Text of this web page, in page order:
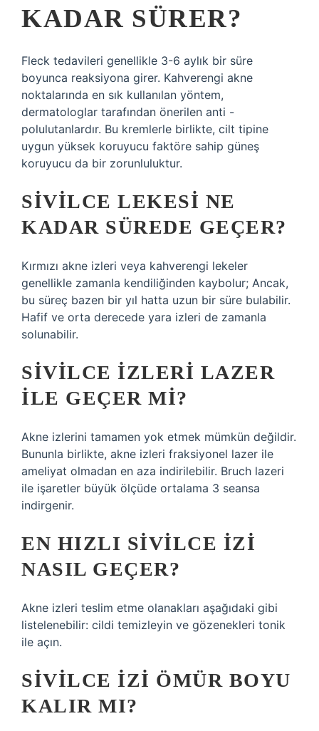
KADAR SÜRER?
Fleck tedavileri genellikle 3-6 aylık bir süre
boyunca reaksiyona girer. Kahverengi akne
noktalarında en sık kullanılan yöntem,
dermatologlar tarafından önerilen anti -
polulutanlardır. Bu kremlerle birlikte, cilt tipine
uygun yüksek koruyucu faktöre sahip güneş
koruyucu da bir zorunluluktur.
SIVILCE LEKESI NE
KADAR SÜREDE GEÇER?
Kırmızı akne izleri veya kahverengi lekeler
genellikle zamanla kendiliğinden kaybolur; Ancak,
bu süreç bazen bir yıl hatta uzun bir süre bulabilir.
Hafif ve orta derecede yara izleri de zamanla
solunabilir.
SIVILCE IZLERI LAZER
ILE GEÇER MI?
Akne izlerini tamamen yok etmek mümkün değildir.
Bununla birlikte, akne izleri fraksiyonel lazer ile
ameliyat olmadan en aza indirilebilir. Bruch lazeri
ile işaretler büyük ölçüde ortalama 3 seansa
indirgenir.
EN HIZLI SIVILCE IZI
NASIL GEÇER?
Akne izleri teslim etme olanakları aşağıdaki gibi
listelenebilir: cildi temizleyin ve gözenekleri tonik
ile açın.
SIVILCE IZI ÖMÜR BOYU
KALIR MI?